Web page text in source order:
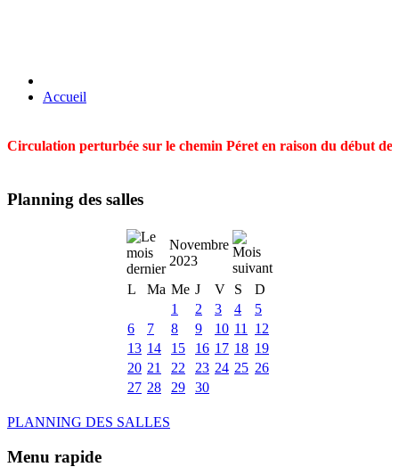
Accueil
Circulation perturbée sur le chemin Péret en raison du début
Planning des salles
Novembre
2023
L
Ma Me J V S
D
1
2 3 4
5
6
7 8 9 10 11
12
13 14 15 16 17 18 19
20 21 22 23 24 25 26
27 28 29 30
PLANNING DES SALLES
Menu rapide